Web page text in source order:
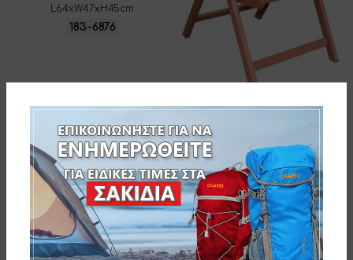
L64xW47xH45cm
183-6876
myResort ΚΑΡΕΚΛΑ MERANTI
ΘΕΣΕΩΝ ΜΕ ΜΠΡΑΤΣΑ-
ΔΙΑΣΤΑΣΕΙΣ: W47xD41xH43/118cm
183-8818